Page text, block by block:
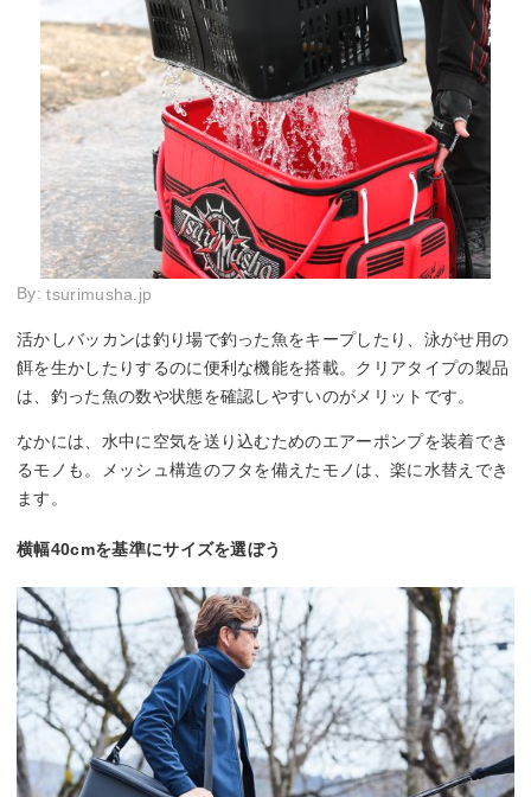
By:tsurimusha.jp
活かしバッカンは釣り場で釣った魚をキープしたり、泳がせ用の
餌を生かしたりするのに便利な機能を搭載。クリアタイプの製品
は、釣った魚の数や状態を確認しやすいのがメリットです。
なかには、水中に空気を送り込むためのエアーポンプを装着でき
るモノも。メッシュ構造のフタを備えたモノは、楽に水替えでき
ます。
横幅40cmを基準にサイズを選ぼう